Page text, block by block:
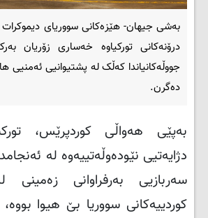
بەشی جیهان- هێزەکانی سووریای
درۆنەکانی تورکیاوە خەساری زۆریان
جووڵەکانیاندا کەڵک لە پشتیوانیی ئەمنیی
دەگرن.
بەپێی هەواڵی کوردپرێس،
دژایەتیی نێودەوڵەتییەوە لە
سەربازیی بەرفراوانی
کوردییەکانی سووریا بێ هیوا